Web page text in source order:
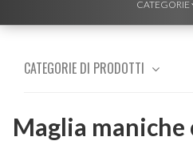
TOGGLE
CATEGORIE
CATEGORIE DI PRODOTTI
Maglia maniche